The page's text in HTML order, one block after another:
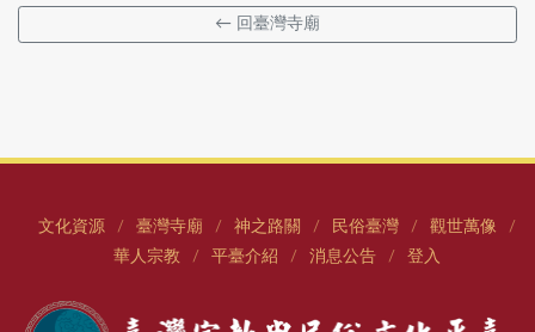
← 回臺灣寺廟
文化資源 / 臺灣寺廟 / 神之路關 / 民俗臺灣 / 觀世萬像 /
華人宗教 / 平臺介紹 / 消息公告 / 登入